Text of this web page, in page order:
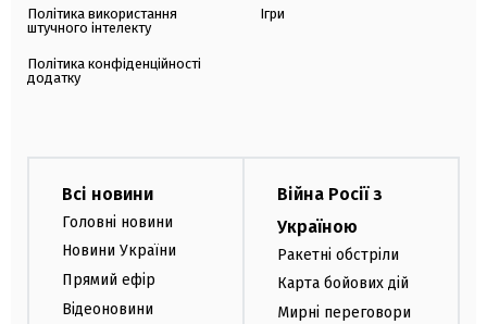
Політика використання
штучного інтелекту
Політика конфіденційності
додатку
Ігри
Всі новини
Головні новини
Новини України
Прямий ефір
Відеоновини
Війна Росії з
Україною
Ракетні обстріли
Карта бойових дій
Мирні переговори